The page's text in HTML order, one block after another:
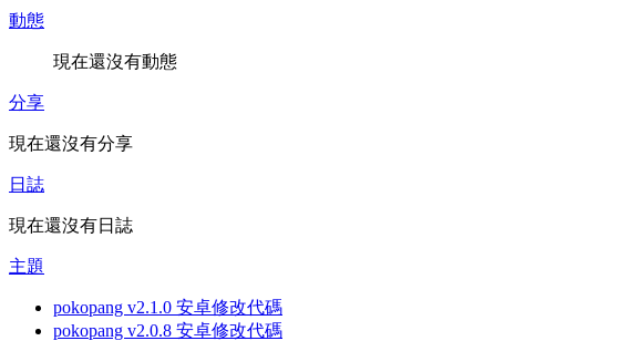
動態
現在還沒有動態
分享
現在還沒有分享
日誌
現在還沒有日誌
主題
pokopang v2.1.0 安卓修改代碼
pokopang v2.0.8 安卓修改代碼